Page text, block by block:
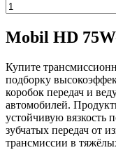
Mobil HD
Купите
подборку
коробок передач и
автомобилей.
устойчивую вязкость
зубчатых передач от
трансмиссии в